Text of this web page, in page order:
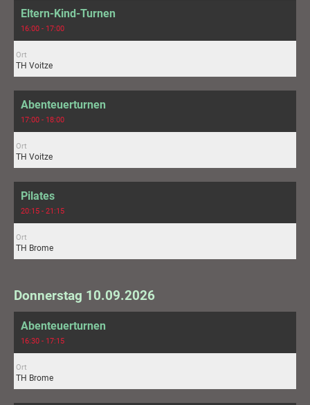
Eltern-Kind-Turnen
16:00 - 17:00
Ort
TH Voitze
Abenteuerturnen
17:00 - 18:00
Ort
TH Voitze
Pilates
20:15 - 21:15
Ort
TH Brome
Donnerstag 10.09.2026
Abenteuerturnen
16:30 - 17:15
Ort
TH Brome